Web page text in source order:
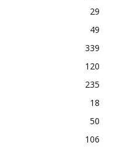
29
49
339
120
235
18
50
106